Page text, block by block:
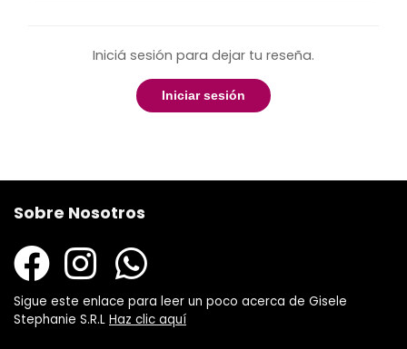
Iniciá sesión para dejar tu reseña.
Iniciar sesión
Sobre Nosotros
Sigue este enlace para leer un poco acerca de Gisele
Stephanie S.R.L Haz clic aquí